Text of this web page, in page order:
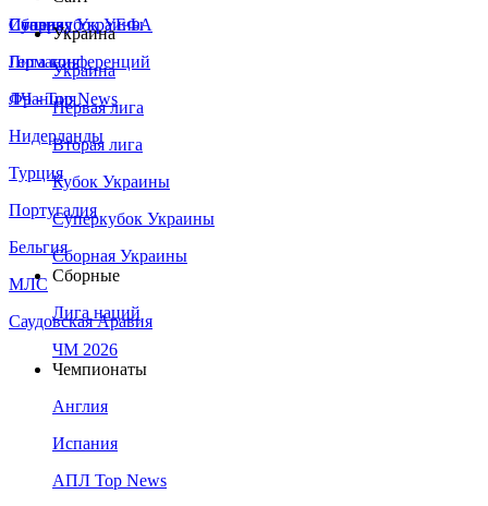
Сборная Украины
Италия
Германия
Франция
Нидерланды
Турция
Португалия
Бельгия
МЛС
Саудовская Аравия
Суперкубок УЕФА
Лига конференций
ЛЧ - Top News
Украина
Украина
Первая лига
Вторая лига
Кубок Украины
Суперкубок Украины
Сборная Украины
Сборные
Лига наций
ЧМ 2026
Чемпионаты
Англия
Испания
АПЛ Top News